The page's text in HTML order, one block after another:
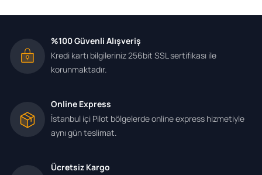
%100 Güvenli Alışveriş
Kredi kartı bilgileriniz 256bit SSL sertifikası ile
korunmaktadır.
Online Express
İstanbul içi Pilot bölgelerde online express hizmetiyle
aynı gün teslimat.
Ücretsiz Kargo